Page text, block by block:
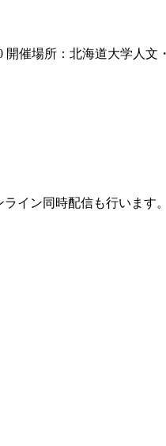
開催場所：北海道大学人文
同時配信も行います。